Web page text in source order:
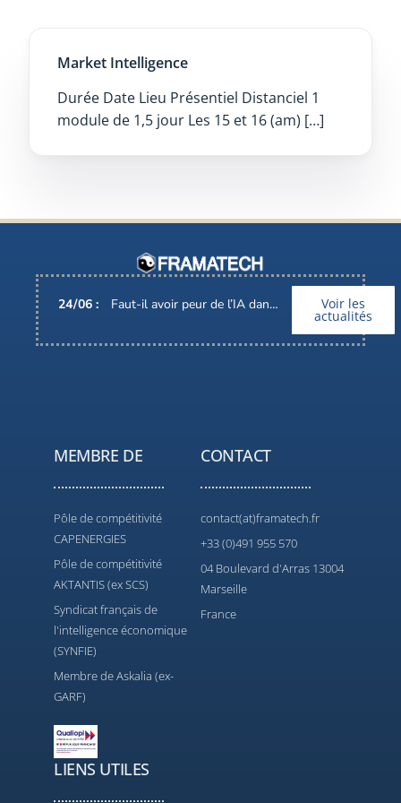
Market Intelligence
Durée Date Lieu Présentiel Distanciel 1
module de 1,5 jour Les 15 et 16 (am) […]
24/06 : Faut-il avoir peur de l’IA dans nos métiers ? Voir les
actualités
MEMBRE DE
Pôle de compétitivité
CAPENERGIES
Pôle de compétitivité
AKTANTIS (ex SCS)
Syndicat français de
l'intelligence économique
(SYNFIE)
Membre de Askalia (ex-
GARF)
CONTACT
contact(at)framatech.fr
+33 (0)491 955 570
04 Boulevard d'Arras 13004
Marseille
France
LIENS UTILES